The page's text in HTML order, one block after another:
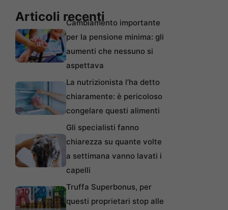
Articoli recentiCambiamento importante
per la pensione minima: gli
aumenti che nessuno si
aspettava
La nutrizionista l’ha detto
chiaramente: è pericoloso
congelare questi alimenti
Gli specialisti fanno
chiarezza su quante volte
a settimana vanno lavati i
capelli
Truffa Superbonus, per
questi proprietari stop alle